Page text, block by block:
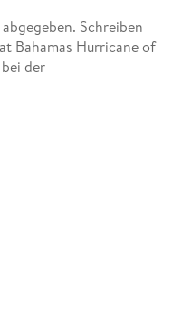
Schreiben
Bahamas Hurricane of
der